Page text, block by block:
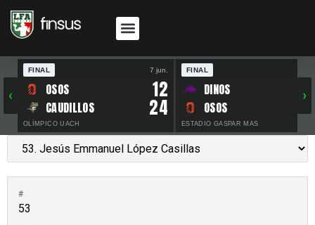
‹
FINAL 7 jun.
OSOS 12
CAUDILLOS 24
OLÍMPICO UACH
FINAL
DINOS
OSOS
ESTADIO GASPAR MAS
›
#
53